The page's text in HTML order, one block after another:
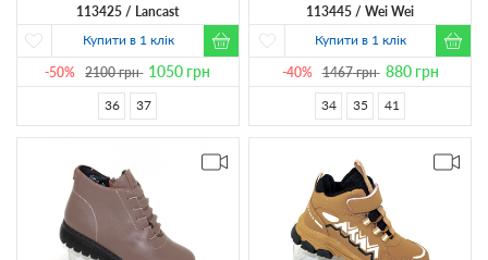
113425
Lancast
Купити в 1 клік
-50% 2100грн 1050 грн
36 37
113445
Wei Wei
Купити в 1 клік
-40% 1467грн 880грн
34 35 41